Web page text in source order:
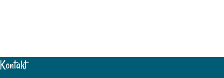
Kontakt